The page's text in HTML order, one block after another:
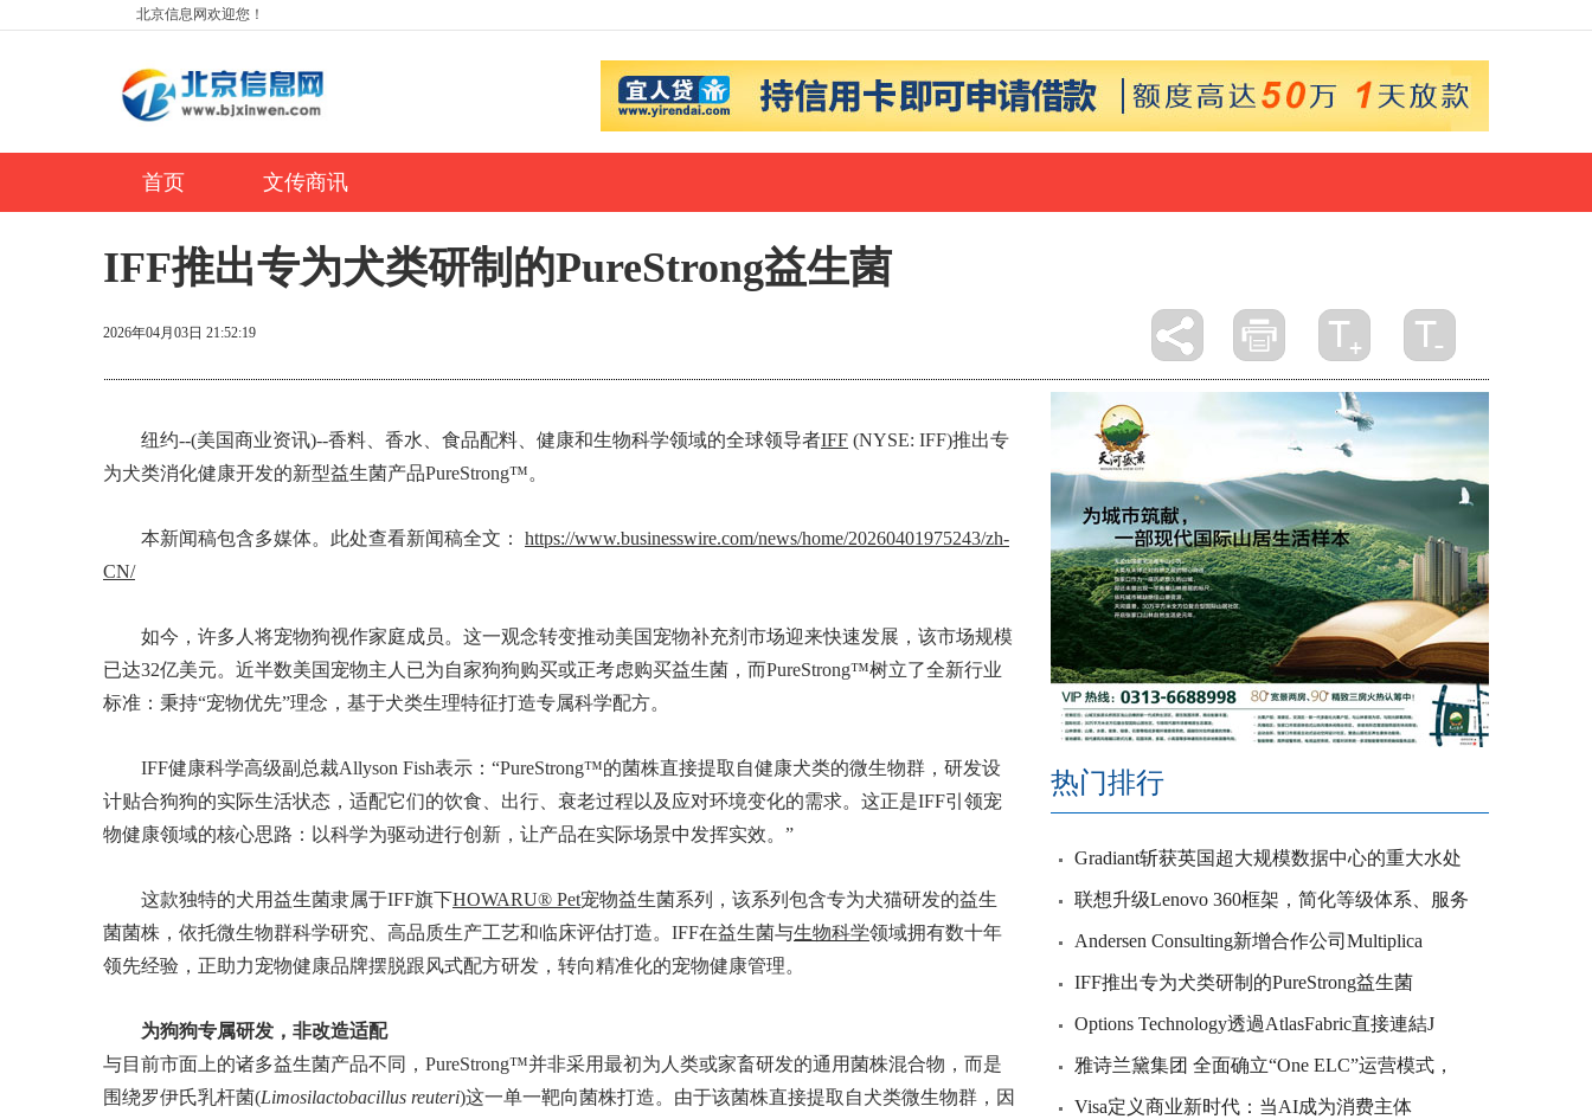
北京信息网欢迎您！
首页 文传商讯
IFF推出专为犬类研制的PureStrong益生菌
2026年04月03日 21:52:19
纽约--(美国商业资讯)--香料、香水、食品配料、健康和生物科学领域的全球领导者IFF (NYSE: IFF)推出专
为犬类消化健康开发的新型益生菌产品PureStrong™。
本新闻稿包含多媒体。此处查看新闻稿全文： https://www.businesswire.com/news/home/20260401975243/zh-
CN/
如今，许多人将宠物狗视作家庭成员。这一观念转变推动美国宠物补充剂市场迎来快速发展，该市场规模
已达32亿美元。近半数美国宠物主人已为自家狗狗购买或正考虑购买益生菌，而PureStrong™树立了全新行业
标准：秉持“宠物优先”理念，基于犬类生理特征打造专属科学配方。
IFF健康科学高级副总裁Allyson Fish表示：“PureStrong™的菌株直接提取自健康犬类的微生物群，研发设
计贴合狗狗的实际生活状态，适配它们的饮食、出行、衰老过程以及应对环境变化的需求。这正是IFF引领宠
物健康领域的核心思路：以科学为驱动进行创新，让产品在实际场景中发挥实效。”
这款独特的犬用益生菌隶属于IFF旗下HOWARU® Pet宠物益生菌系列，该系列包含专为犬猫研发的益生
菌菌株，依托微生物群科学研究、高品质生产工艺和临床评估打造。IFF在益生菌与生物科学领域拥有数十年
领先经验，正助力宠物健康品牌摆脱跟风式配方研发，转向精准化的宠物健康管理。
为狗狗专属研发，非改造适配
与目前市面上的诸多益生菌产品不同，PureStrong™并非采用最初为人类或家畜研发的通用菌株混合物，而是
围绕罗伊氏乳杆菌(Limosilactobacillus reuteri)这一单一靶向菌株打造。由于该菌株直接提取自犬类微生物群，因
热门排行
Gradiant斩获英国超大规模数据中心的重大水处
联想升级Lenovo 360框架，简化等级体系、服务
Andersen Consulting新增合作公司Multiplica
IFF推出专为犬类研制的PureStrong益生菌
Options Technology透過AtlasFabric直接連結J
雅诗兰黛集团 全面确立“One ELC”运营模式，
Visa定义商业新时代：当AI成为消费主体